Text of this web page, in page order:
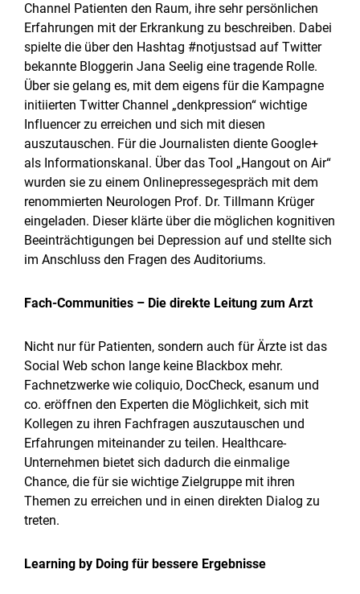
Channel Patienten den Raum, ihre sehr persönlichen
Erfahrungen mit der Erkrankung zu beschreiben. Dabei
spielte die über den Hashtag #notjustsad auf Twitter
bekannte Bloggerin Jana Seelig eine tragende Rolle.
Über sie gelang es, mit dem eigens für die Kampagne
initiierten Twitter Channel „denkpression“ wichtige
Influencer zu erreichen und sich mit diesen
auszutauschen. Für die Journalisten diente Google+
als Informationskanal. Über das Tool „Hangout on Air“
wurden sie zu einem Onlinepressegespräch mit dem
renommierten Neurologen Prof. Dr. Tillmann Krüger
eingeladen. Dieser klärte über die möglichen kognitiven
Beeinträchtigungen bei Depression auf und stellte sich
im Anschluss den Fragen des Auditoriums.
Fach-Communities – Die direkte Leitung zum Arzt
Nicht nur für Patienten, sondern auch für Ärzte ist das
Social Web schon lange keine Blackbox mehr.
Fachnetzwerke wie coliquio, DocCheck, esanum und
co. eröffnen den Experten die Möglichkeit, sich mit
Kollegen zu ihren Fachfragen auszutauschen und
Erfahrungen miteinander zu teilen. Healthcare-
Unternehmen bietet sich dadurch die einmalige
Chance, die für sie wichtige Zielgruppe mit ihren
Themen zu erreichen und in einen direkten Dialog zu
treten.
Learning by Doing für bessere Ergebnisse